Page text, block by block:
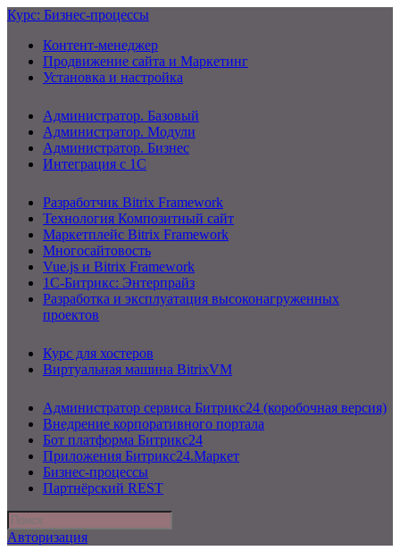
Курс: Бизнес-процессы
Контент-менеджер
Продвижение сайта и Маркетинг
Установка и настройка
Администратор. Базовый
Администратор. Модули
Администратор. Бизнес
Интеграция с 1С
Разработчик Bitrix Framework
Технология Композитный сайт
Маркетплейс Bitrix Framework
Многосайтовость
Vue.js и Bitrix Framework
1С-Битрикс: Энтерпрайз
Разработка и эксплуатация высоконагруженных
проектов
Курс для хостеров
Виртуальная машина BitrixVM
Администратор сервиса Битрикс24 (коробочная версия)
Внедрение корпоративного портала
Бот платформа Битрикс24
Приложения Битрикс24.Маркет
Бизнес-процессы
Партнёрский REST
Авторизация